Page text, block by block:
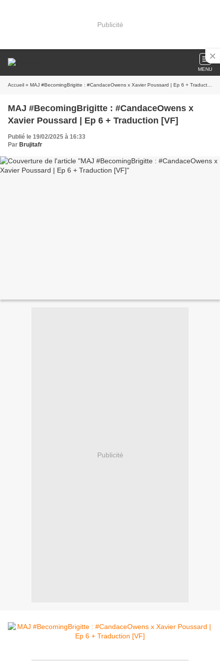
Publicité
MENU
Accueil » MAJ #BecomingBrigitte : #CandaceOwens x Xavier Poussard | Ep 6 + Traduction [VF]
MAJ #BecomingBrigitte : #CandaceOwens x
Xavier Poussard | Ep 6 + Traduction [VF]
Publié le 19/02/2025 à 16:33
Par Brujitafr
Publicité